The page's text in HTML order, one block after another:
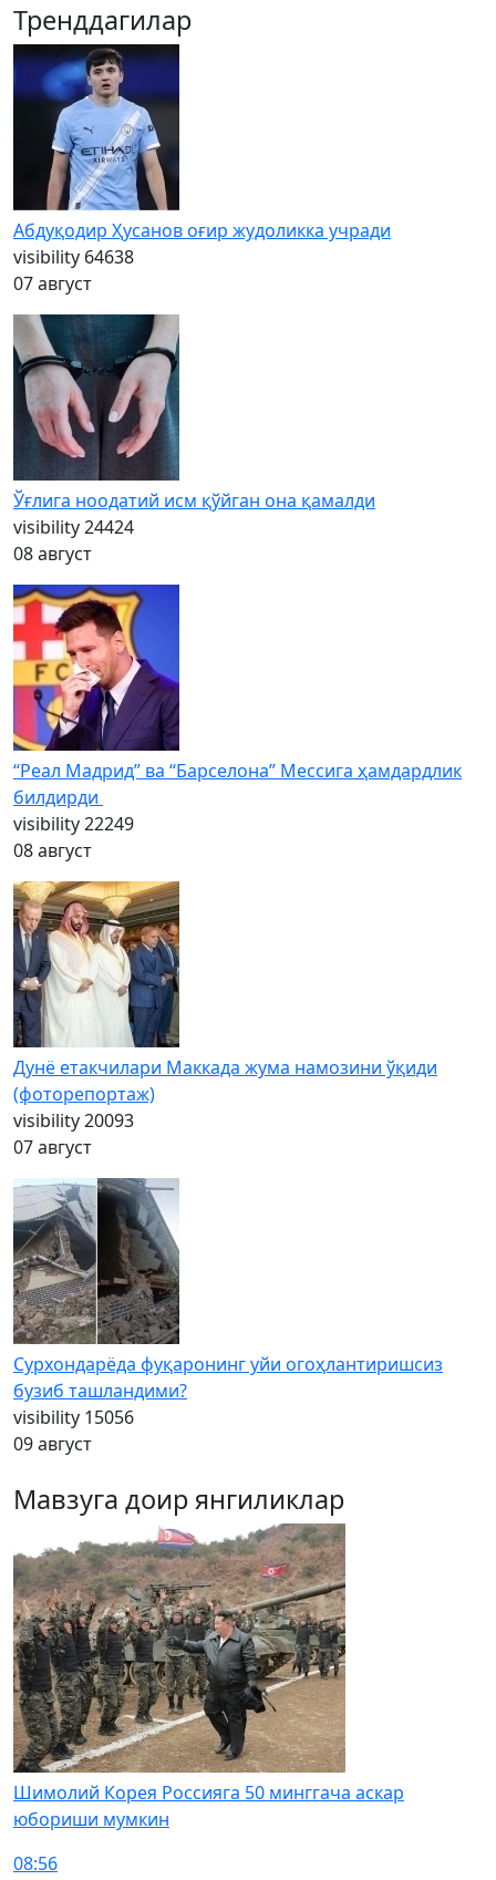
Тренддагилар
Абдуқодир Ҳусанов оғир жудоликка учради
visibility 64638
07 август
Ўғлига ноодатий исм қўйган она қамалди
visibility24424
08 август
“Реал Мадрид” ва “Барселона” Мессига ҳамдардлик
билдирди
visibility22249
08 август
Дунё етакчилари Маккада жума намозини ўқиди
(фоторепортаж)
visibility20093
07 август
Сурхондарёда фуқаронинг уйи огоҳлантиришсиз
бузиб ташландими?
visibility 15056
09 август
Мавзуга доир янгиликлар
Шимолий Корея Россияга 50 минггача аскар
юбориши мумкин
08:56